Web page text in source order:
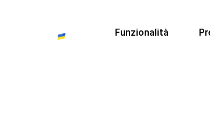
Funzionalità